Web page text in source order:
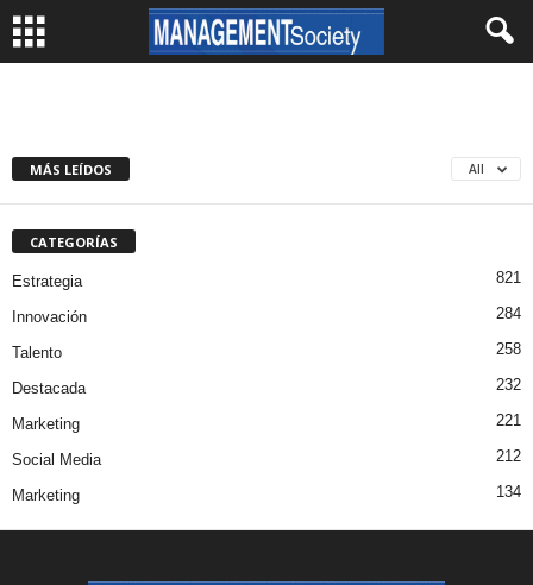
MÁS LEÍDOS All
CATEGORÍAS
Estrategia 821
Innovación 284
Talento 258
Destacada 232
Marketing 221
Social Media 212
Marketing 134